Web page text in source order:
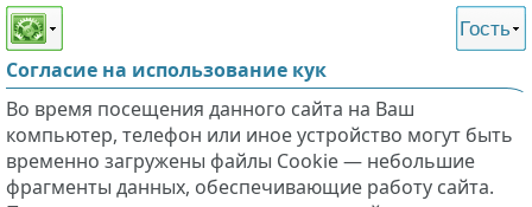
Этот сайт поддерживает
слабовидящих
Гость
Согласие на использование кук
Во время посещения данного сайта на Ваш
компьютер, телефон или иное устройство могут быть
временно загружены файлы Cookie — небольшие
фрагменты данных, обеспечивающие работу сайта.